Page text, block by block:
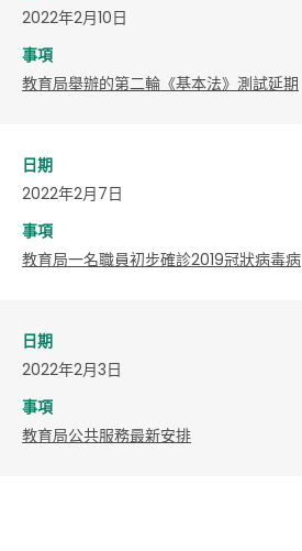
2022年2月10日
事項
教育局舉辦的第二輪《基本法》測試延期
日期
2022年2月7日
事項
教育局一名職員初步確診2019冠狀病毒病
日期
2022年2月3日
事項
教育局公共服務最新安排